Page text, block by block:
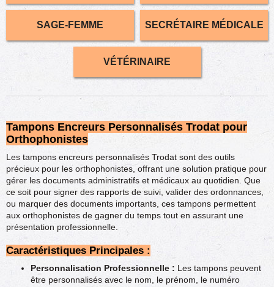
SAGE-FEMME SECRÉTAIRE MÉDICALE
VÉTÉRINAIRE
Tampons Encreurs Personnalisés Trodat pour
Orthophonistes
Les tampons encreurs personnalisés Trodat sont des outils
précieux pour les orthophonistes, offrant une solution pratique pour
gérer les documents administratifs et médicaux au quotidien. Que
ce soit pour signer des rapports de suivi, valider des ordonnances,
ou marquer des documents importants, ces tampons permettent
aux orthophonistes de gagner du temps tout en assurant une
présentation professionnelle.
Caractéristiques Principales :
Personnalisation Professionnelle : Les tampons peuvent
être personnalisés avec le nom, le prénom, le numéro